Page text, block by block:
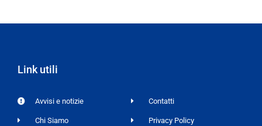
Link utili
Avvisi e notizie
Chi Siamo
Contatti
Privacy Policy